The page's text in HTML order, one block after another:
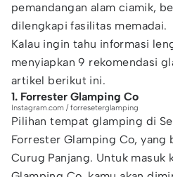
pemandangan alam ciamik,
dilengkapi fasilitas memadai.
Kalau ingin tahu informasi
menyiapkan 9 rekomendasi
artikel berikut ini.
1. Forrester Glamping Co
Instagram.com / forreseterglamping
Pilihan tempat glamping di
Forrester Glamping Co, yang
Curug Panjang. Untuk masuk